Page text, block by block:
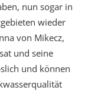
nun sogar in
wieder
von Mikecz,
und seine
und können